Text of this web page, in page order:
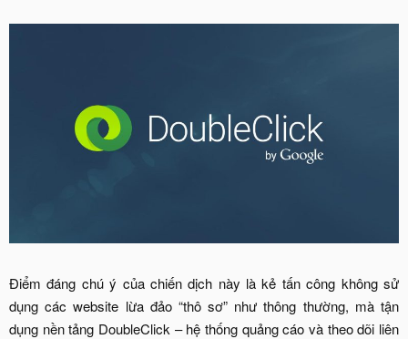
Điểm đáng chú ý của chiến dịch này là kẻ tấn công không sử
dụng các website lừa đảo “thô sơ” như thông thường, mà tận
dụng nền tảng DoubleClick – hệ thống quảng cáo và theo dõi liên